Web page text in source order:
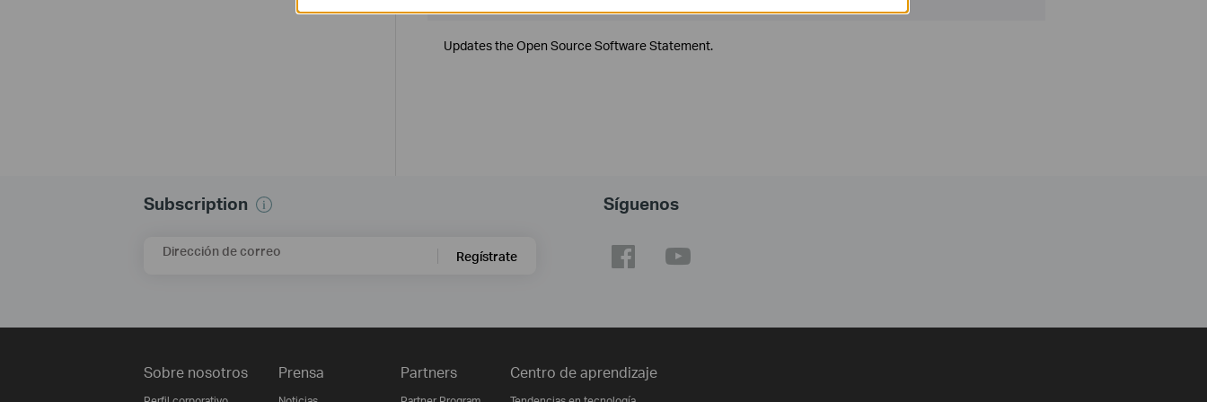
Updates the Open Source Software Statement.
Subscription
Dirección de correo Regístrate
Síguenos
Sobre nosotros Prensa Partners Centro de aprendizaje